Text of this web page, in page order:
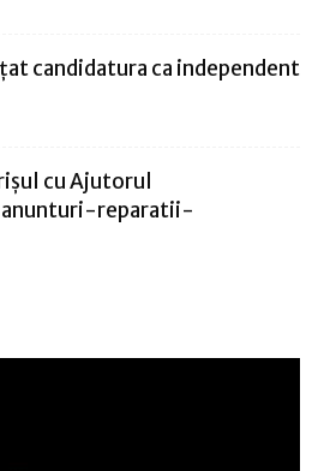
candidatura ca independent
cu Ajutorul
anunturi-reparatii-